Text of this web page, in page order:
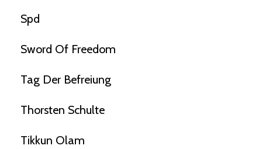
Spd
Sword Of Freedom
Tag Der Befreiung
Thorsten Schulte
Tikkun Olam